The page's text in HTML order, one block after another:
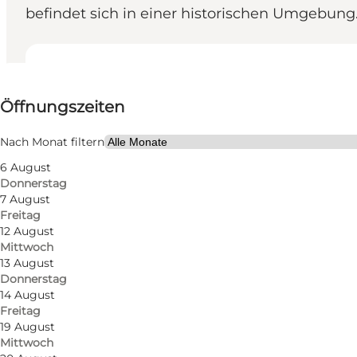
befindet sich in einer historischen
Öffnungszeiten
Nach Monat filtern
6 August
Donnerstag
7 August
Freitag
12 August
Mittwoch
13 August
Donnerstag
14 August
Freitag
19 August
Mittwoch
Website besuchen